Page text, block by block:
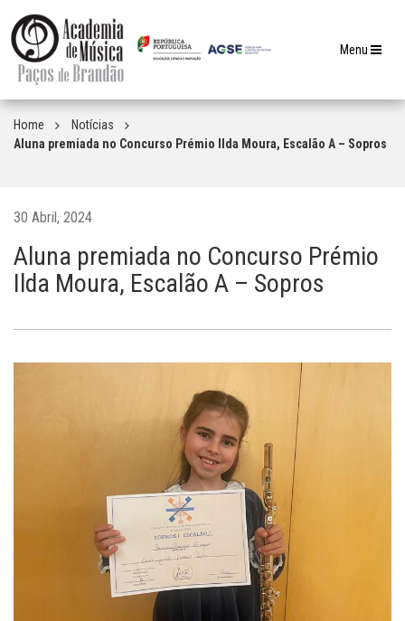
Toggle
Menu
Home
Notícias
Aluna premiada no Concurso Prémio Ilda Moura, Escalão A – Sopros
30 Abril, 2024
Aluna premiada no Concurso Prémio
Ilda Moura, Escalão A – Sopros